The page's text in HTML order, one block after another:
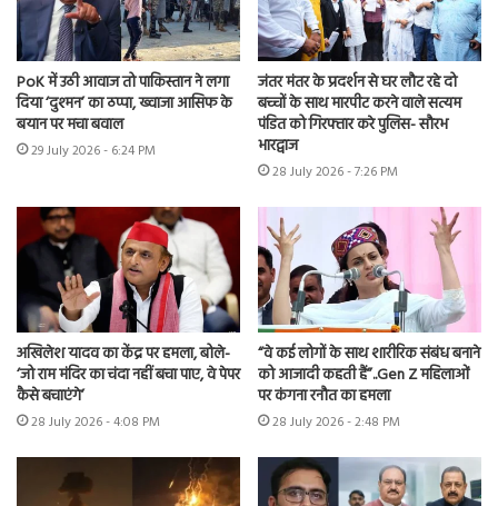
PoK में उठी आवाज तो पाकिस्तान ने लगा
दिया ‘दुश्मन’ का ठप्पा, ख्वाजा आसिफ के
बयान पर मचा बवाल
29 July 2026 - 6:24 PM
जंतर मंतर के प्रदर्शन से घर लौट रहे दो
बच्चों के साथ मारपीट करने वाले सत्यम
पंडित को गिरफ्तार करे पुलिस- सौरभ
भारद्वाज
28 July 2026 - 7:26 PM
अखिलेश यादव का केंद्र पर हमला, बोले-
‘जो राम मंदिर का चंदा नहीं बचा पाए, वे पेपर
कैसे बचाएंगे’
28 July 2026 - 4:08 PM
“वे कई लोगों के साथ शारीरिक संबंध बनाने
को आजादी कहती हैं”..Gen Z महिलाओं
पर कंगना रनौत का हमला
28 July 2026 - 2:48 PM